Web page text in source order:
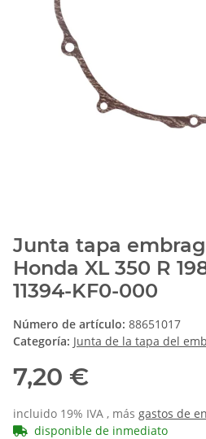
Junta tapa
Honda XL 350 R
11394-KF0-000
Número de artículo: 88651017
Categoría: Junta de la tapa del
7,20 €
incluido 19% IVA , más gastos de
disponible de inmediato